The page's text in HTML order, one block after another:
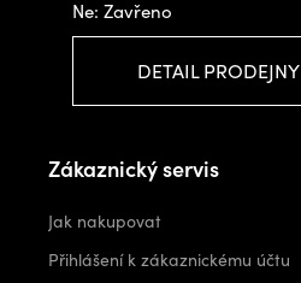
Ne: Zavřeno
DETAIL PRODEJNY
Zákaznický servis
Jak nakupovat
Přihlášení k zákaznickému účtu